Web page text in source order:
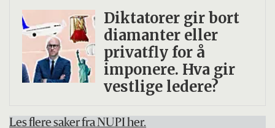
Diktatorer gir bort
diamanter eller
privatfly for å
imponere. Hva gir
vestlige ledere?
Les flere saker fra NUPI her.